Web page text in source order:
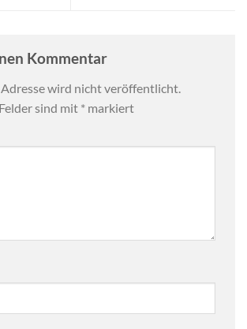
Kommentar
wird nicht veröffentlicht.
sind mit * markiert